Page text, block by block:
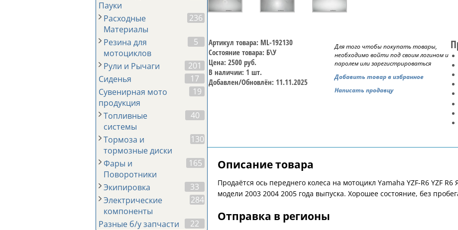
Пауки
Расходные
Материалы
236
Резина для
мотоциклов
5
Рули и Рычаги
201
Сиденья
17
Сувенирная мото
продукция
19
Топливные
системы
40
Тормоза и
тормозные диски
130
Фары и
Поворотники
165
Экипировка
33
Электрические
компоненты
284
Разные б/у запчасти 22
Артикул товара: ML-192130
Состояние товара: Б\У
Цена: 2500 руб.
В наличии: 1 шт.
Добавлен/Обновлён: 11.11.2025
Для того чтобы покупать товары,
необходимо войти под своим логином и
паролем или зарегистрироваться
Добавить товар в избранное
Написать продавцу
Описание товара
Продаётся ось переднего колеса на мотоцикл Yamaha YZF-R6 YZF
модели 2003 2004 2005 года выпуска. Хорошее состояние, без
Отправка в регионы